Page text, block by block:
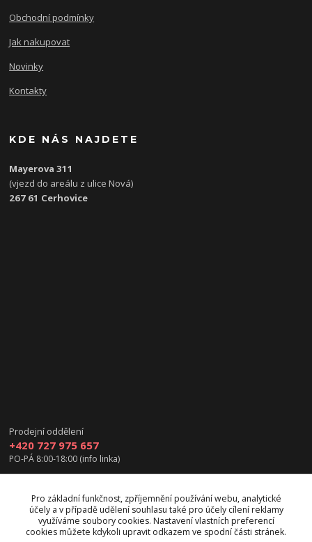
Obchodní podmínky
Jak nakupovat
Novinky
Kontakty
KDE NÁS NAJDETE
Mayerova 311
(vjezd do areálu z ulice Nová)
267 61 Cerhovice
Prodejní oddělení
+420 727 975 657
PO-PÁ 8:00-18:00 (info linka)
Pro základní funkčnost, zpříjemnění používání webu, analytické
účely a v případě udělení souhlasu také pro účely cílení reklamy
využíváme soubory cookies. Nastavení vlastních preferencí
cookies můžete kdykoli upravit odkazem ve spodní části stránek.